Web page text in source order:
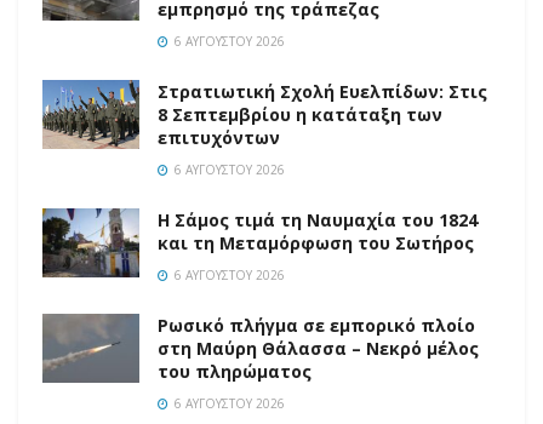
εμπρησμό της τράπεζας
6 ΑΥΓΟΎΣΤΟΥ 2026
Στρατιωτική Σχολή Ευελπίδων: Στις
8 Σεπτεμβρίου η κατάταξη των
επιτυχόντων
6 ΑΥΓΟΎΣΤΟΥ 2026
Η Σάμος τιμά τη Ναυμαχία του 1824
και τη Μεταμόρφωση του Σωτήρος
6 ΑΥΓΟΎΣΤΟΥ 2026
Ρωσικό πλήγμα σε εμπορικό πλοίο
στη Μαύρη Θάλασσα – Νεκρό μέλος
του πληρώματος
6 ΑΥΓΟΎΣΤΟΥ 2026